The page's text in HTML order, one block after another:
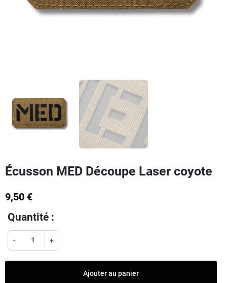
Écusson MED Découpe Laser coyote
9,50 €
Quantité :
- +
Ajouter au panier